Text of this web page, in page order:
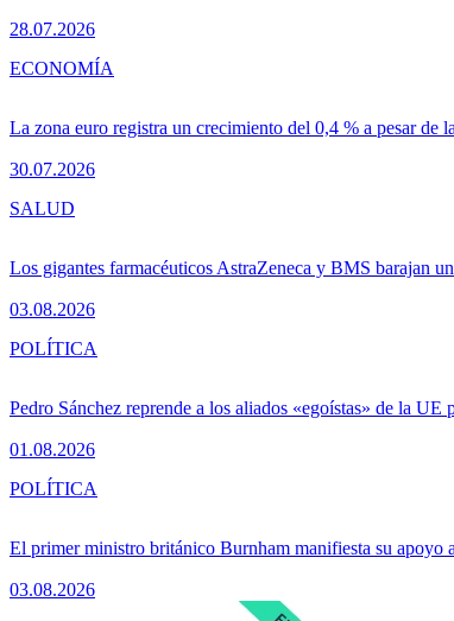
28.07.2026
La zona euro registra un crecimiento del 0,4 % a pesar de
30.07.2026
ECONOMÍA
Los gigantes farmacéuticos AstraZeneca y BMS barajan
03.08.2026
SALUD
Pedro Sánchez reprende a los aliados «egoístas» de la
01.08.2026
POLÍTICA
El primer ministro británico Burnham manifiesta su apoyo
03.08.2026
POLÍTICA